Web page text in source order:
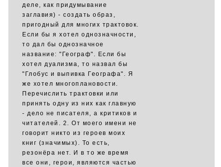
деле, как придумывание
заглавия) - создать образ,
пригодный для многих трактовок.
Если бы я хотел однозначности,
то дал бы однозначное
название: "Географ". Если бы
хотел дуализма, то назвал бы
"Глобус и выпивка Географа". Я
же хотел многоплановости.
Перечислить трактовки или
принять одну из них как главную
- дело не писателя, а критиков и
читателей. 2. От моего имени не
говорит никто из героев моих
книг (значимых). То есть,
резонёра нет. И в то же время
все они, герои, являются частью